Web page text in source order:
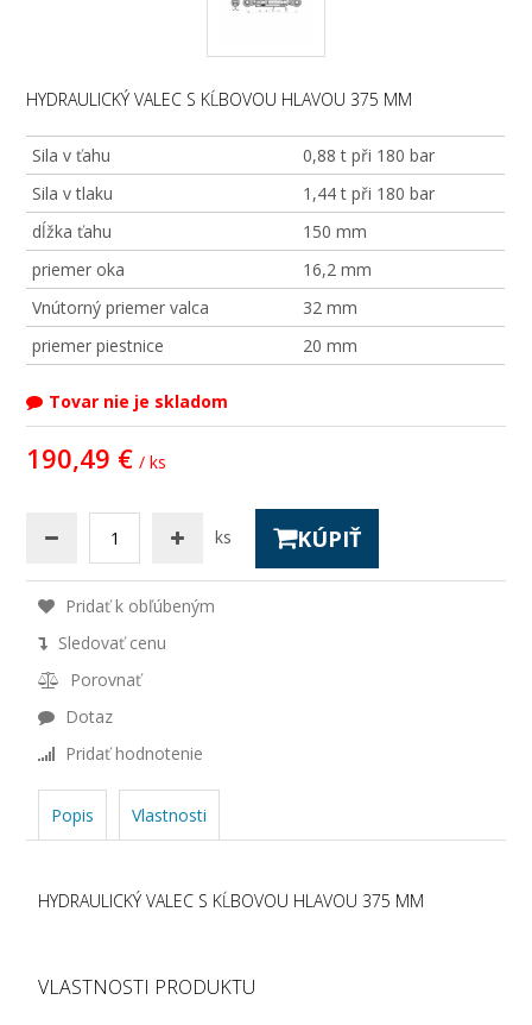
HYDRAULICKÝ VALEC S KĹBOVOU HLAVOU 375 MM
Sila v ťahu
0,88 t při 180 bar
Sila v tlaku
1,44 t při 180 bar
dĺžka ťahu
150 mm
priemer oka
16,2 mm
Vnútorný priemer valca
32 mm
priemer piestnice
20 mm
Tovar nie je skladom
190,49 € / ks
ks KÚPIŤ
Pridať k obľúbeným
Sledovať cenu
Porovnať
Dotaz
Pridať hodnotenie
Popis Vlastnosti
HYDRAULICKÝ VALEC S KĹBOVOU HLAVOU 375 MM
VLASTNOSTI PRODUKTU